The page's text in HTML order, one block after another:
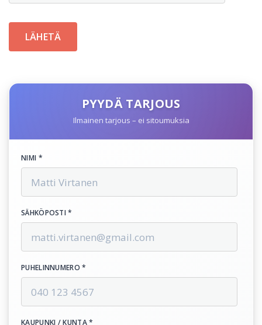
PYYDÄ TARJOUS
Ilmainen tarjous – ei sitoumuksia
NIMI *
SÄHKÖPOSTI *
PUHELINNUMERO *
KAUPUNKI / KUNTA *